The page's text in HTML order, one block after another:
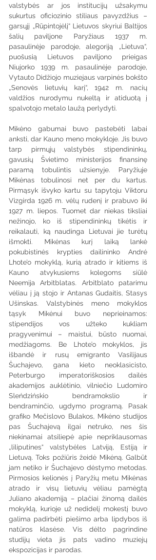
valstybės ar jos institucijų užsakymu
sukurtus oficiozinio stiliaus pavyzdžius –
garsųjį „Rūpintojėlį“ Lietuvos skyriui Baltijos
šalių paviljone Paryžiaus 1937 m.
pasaulinėje parodoje, alegoriją „Lietuva“,
puošusią Lietuvos paviljono prieigas
Niujorko 1939 m. pasaulinėje parodoje,
Vytauto Didžiojo muziejaus varpinės bokšto
„Senovės lietuvių karį“, 1942 m. nacių
valdžios nurodymu nukeltą ir atiduotą į
spalvotojo metalo laužą perlydyti.
Mikėno gabumai buvo pastebėti labai
anksti, dar Kauno meno mokykloje. Jis buvo
tarp pirmųjų valstybės stipendininkų,
gavusių Švietimo ministerijos finansinę
paramą tobulintis užsienyje. Paryžiuje
Mikėnas tobulinosi net per du kartus.
Pirmąsyk išvyko kartu su tapytoju Viktoru
Vizgirda 1926 m. vėlų rudenį ir prabuvo iki
1927 m. liepos. Tuomet dar niekas tiksliai
nežinojo, ko iš stipendininkų tikėtis ir
reikalauti, ką naudinga Lietuvai jie turėtų
išmokti. Mikėnas kurį laiką lankė
pokubistinės krypties dailininko André
Lhote’o mokyklą, kurią atrado ir kitiems iš
Kauno atvykusiems kolegoms siūlė
Neemija Arbitblatas. Arbitblato patarimu
vėliau į ją stojo ir Antanas Gudaitis, Stasys
Ušinskas. Valstybinės meno mokyklos
tąsyk Mikėnui buvo neprieinamos:
stipendijos vos užteko kukliam
pragyvenimui – maistui, būsto nuomai,
medžiagoms. Be Lhote’o mokyklos, jis
išbandė ir rusų emigranto Vasilijaus
Šuchajevo, gana kieto neoklasicisto,
Peterburgo imperatoriškosios dailės
akademijos auklėtinio, vilniečio Ludomiro
Sleńdzińskio bendramokslio ir
bendraminčio, ugdymo programą. Pasak
grafiko Mečislovo Bulakos, Mikėno studijos
pas Šuchajevą ilgai netruko, nes šis
niekinamai atsiliepė apie nepriklausomas
„liliputines“ valstybėles Latviją, Estiją ir
Lietuvą. Toks požiūris žeidė Mikėną. Galbūt
jam netiko ir Šuchajevo dėstymo metodas.
Pirmosios kelionės į Paryžių metu Mikėnas
atrado ir visų lietuvių vėliau pamėgtą
Juliano akademiją – plačiai žinomą dailės
mokyklą, kurioje už nedidelį mokestį buvo
galima padirbėti piešimo arba lipdybos iš
natūros klasėse. Vis dėlto pagrindine
studijų vieta jis pats vadino muziejų
ekspozicijas ir parodas.